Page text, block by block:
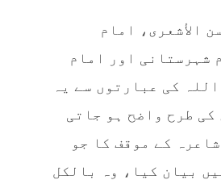
الأشعری، امام
شہرستانی اور امام
کی عبارتوں سے یہ
کی طرح واضح ہو جاتی
کے موقف کا جو
بیان کیا، وہ بالکل